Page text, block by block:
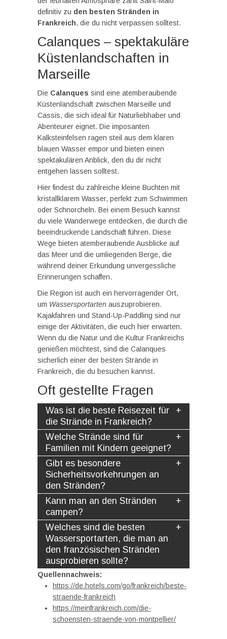
definitiv zu den besten Stränden in
Frankreich, die du nicht verpassen solltest.
Calanques – spektakuläre
Küstenlandschaften in
Marseille
Die Calanques sind eine atemberaubende
Küstenlandschaft zwischen Marseille und
Cassis, die sich ideal für Naturliebhaber und
Abenteurer eignet. Die imposanten
Kalksteinfelsen ragen steil aus dem klaren
blauen Wasser empor und bieten einen
spektakulären Anblick, den du dir nicht
entgehen lassen solltest.
Hier findest du zahlreiche kleine Buchten mit
kristallklarem Wasser, perfekt zum Schwimmen
oder Schnorcheln. Bei einem Besuch kannst
du viele Wanderwege entdecken, die durch die
beeindruckende Landschaft führen. Diese
Wege bieten atemberaubende Ausblicke auf
das Meer und die umliegenden Berge, die
während deiner Erkundung unvergessliche
Erinnerungen schaffen.
Die Region ist auch ein hervorragender Ort,
um Wassersportarten auszuprobieren.
Kajakfahren und Stand-Up-Paddling sind nur
einige der Aktivitäten, die euch hier erwarten.
Wenn du die Natur und die Kultur Frankreichs
genießen möchtest, sind die Calanques
sicherlich einer der besten Strände in
Frankreich, die du besuchen kannst.
Oft gestellte Fragen
Was ist die beste Reisezeit für
die Strände in Frankreich?
Welche Strände sind für
Familien mit Kindern geeignet?
Gibt es besondere
Sicherheitsvorkehrungen an
den Stränden?
Kann man an den Stränden
campen?
Welches sind die besten
Wassersportarten, die man an
den französischen Stränden
ausprobieren sollte?
Quellennachweis:
https://de.hotels.com/go/frankreich/beste-
straende-frankreich
https://meinfrankreich.com/die-
schoensten-straende-von-montpellier/